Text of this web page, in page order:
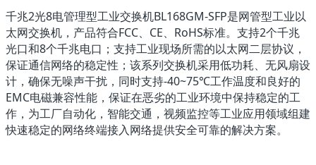
千兆2光8电管理型工业交换机BL168GM-SFP是网管型工业以
太网交换机，产品符合FCC、 CE、 RoHS标准。支持2个千兆
光口和8个千兆电口；支持工业现场所需的以太网二层协议，
保证通信网络的稳定性；该系列交换机采用低功耗、无风扇设
计，确保无噪声干扰，同时支持-40~75℃工作温度和良好的
EMC电磁兼容性能，保证在恶劣的工业环境中保持稳定的工
作，为工厂自动化，智能交通，视频监控等工业应用领域组建
快速稳定的网络终端接入网络提供安全可靠的解决方案。